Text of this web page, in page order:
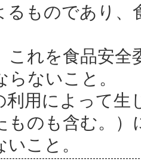
るものであり、
これを食品安
ないこと。
利用によって
ものも含む。
こと。